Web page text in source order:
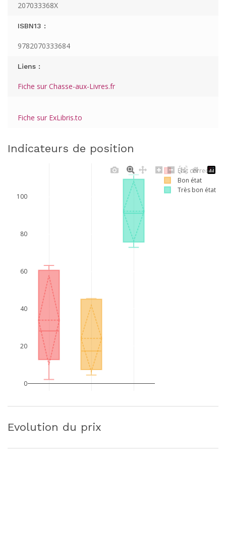
207033368X
ISBN13 :
9782070333684
Liens :
Fiche sur Chasse-aux-Livres.fr
Fiche sur ExLibris.to
Indicateurs de position
0
20
40
60
80
100
Etat correct
Bon état
Très bon état
Evolution du prix